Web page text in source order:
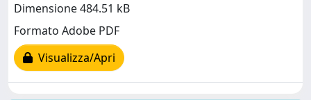
Dimensione 484.51 kB
Formato Adobe PDF
Visualizza/Apri